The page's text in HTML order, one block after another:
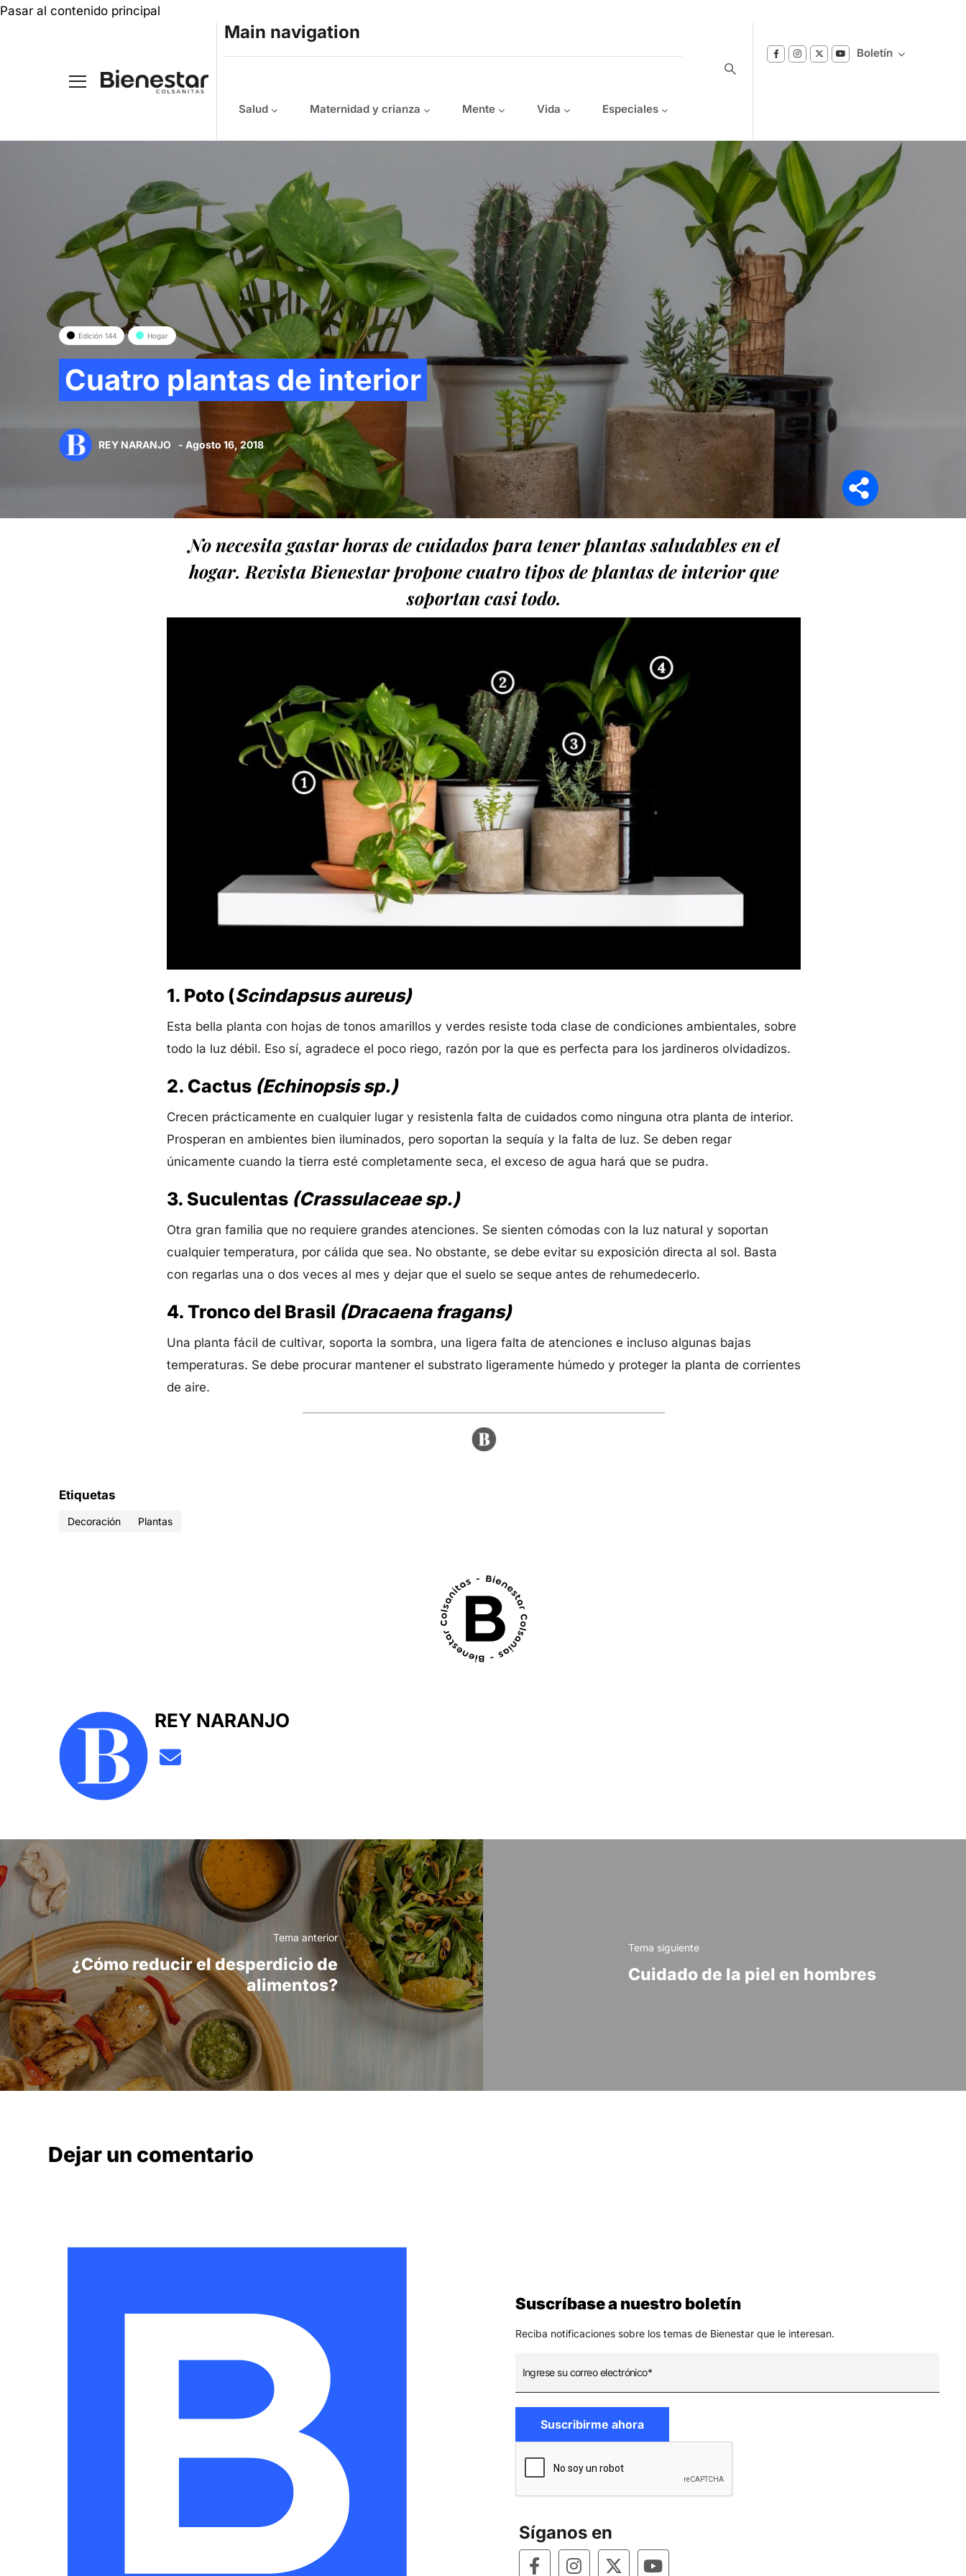
Pasar al contenido principal
Main navigation
Salud Maternidad y crianza Mente Vida Especiales
Boletín
Suscríbase a nuestro boletín
Reciba notificaciones sobre los temas de
Bienestar que le interesan.
Síganos en
Edición 144 Hogar
Cuatro plantas de interior
REY NARANJO - Agosto 16, 2018
No necesita gastar horas de cuidados para tener plantas saludables en el
hogar. Revista Bienestar propone cuatro tipos de plantas de interior que
soportan casi todo.
1. Poto (Scindapsus aureus)
Esta bella planta con hojas de tonos amarillos y verdes resiste toda clase de condiciones ambientales, sobre
todo la luz débil. Eso sí, agradece el poco riego, razón por la que es perfecta para los jardineros olvidadizos.
2. Cactus (Echinopsis sp.)
Crecen prácticamente en cualquier lugar y resistenla falta de cuidados como ninguna otra planta de interior.
Prosperan en ambientes bien iluminados, pero soportan la sequía y la falta de luz. Se deben regar
únicamente cuando la tierra esté completamente seca, el exceso de agua hará que se pudra.
3. Suculentas (Crassulaceae sp.)
Otra gran familia que no requiere grandes atenciones. Se sienten cómodas con la luz natural y soportan
cualquier temperatura, por cálida que sea. No obstante, se debe evitar su exposición directa al sol. Basta
con regarlas una o dos veces al mes y dejar que el suelo se seque antes de rehumedecerlo.
4. Tronco del Brasil (Dracaena fragans)
Una planta fácil de cultivar, soporta la sombra, una ligera falta de atenciones e incluso algunas bajas
temperaturas. Se debe procurar mantener el substrato ligeramente húmedo y proteger la planta de corrientes
de aire.
Etiquetas
Decoración Plantas
REY NARANJO
Tema anterior
¿Cómo reducir el desperdicio de
alimentos?
Tema siguiente
Cuidado de la piel en hombres
Dejar un comentario
Suscríbase a nuestro boletín
Reciba notificaciones sobre los temas de Bienestar que le interesan.
Síganos en